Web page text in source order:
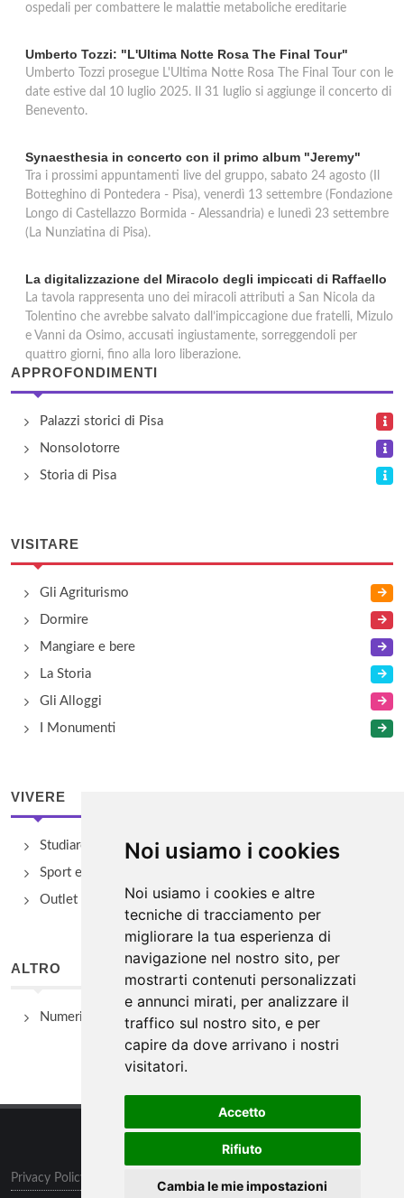
Noi usiamo i cookies
Noi usiamo i cookies e altre
tecniche di tracciamento per
migliorare la tua esperienza di
navigazione nel nostro sito, per
mostrarti contenuti personalizzati
e annunci mirati, per analizzare il
traffico sul nostro sito, e per
capire da dove arrivano i nostri
visitatori.
Accetto
Rifiuto
Cambia le mie impostazioni
ospedali per combattere le malattie metaboliche ereditarie
Umberto Tozzi: "L'Ultima Notte Rosa The Final Tour"
Umberto Tozzi prosegue L'Ultima Notte Rosa The Final Tour con le
date estive dal 10 luglio 2025. Il 31 luglio si aggiunge il concerto di
Benevento.
Synaesthesia in concerto con il primo album "Jeremy"
Tra i prossimi appuntamenti live del gruppo, sabato 24 agosto (Il
Botteghino di Pontedera - Pisa), venerdì 13 settembre (Fondazione
Longo di Castellazzo Bormida - Alessandria) e lunedì 23 settembre
(La Nunziatina di Pisa).
La digitalizzazione del Miracolo degli impiccati di Raffaello
La tavola rappresenta uno dei miracoli attributi a San Nicola da
Tolentino che avrebbe salvato dall’impiccagione due fratelli, Mizulo
e Vanni da Osimo, accusati ingiustamente, sorreggendoli per
quattro giorni, fino alla loro liberazione.
APPROFONDIMENTI
Palazzi storici di Pisa
Nonsolotorre
Storia di Pisa
VISITARE
Gli Agriturismo
Dormire
Mangiare e bere
La Storia
Gli Alloggi
I Monumenti
VIVERE
Studiare
Sport e Benessere
Outlet e spacci aziendali
ALTRO
Numeri Utili
Privacy Policy
Preferenze sui Cookies